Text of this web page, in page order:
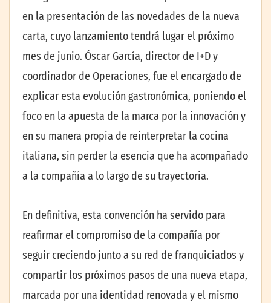
en la presentación de las novedades de la nueva
carta, cuyo lanzamiento tendrá lugar el próximo
mes de junio. Óscar García, director de I+D y
coordinador de Operaciones, fue el encargado de
explicar esta evolución gastronómica, poniendo el
foco en la apuesta de la marca por la innovación y
en su manera propia de reinterpretar la cocina
italiana, sin perder la esencia que ha acompañado
a la compañía a lo largo de su trayectoria.
En definitiva, esta convención ha servido para
reafirmar el compromiso de la compañía por
seguir creciendo junto a su red de franquiciados y
compartir los próximos pasos de una nueva etapa,
marcada por una identidad renovada y el mismo